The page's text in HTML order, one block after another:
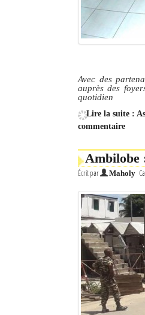
Avec des
auprès des
quotidien
Lire la suite :
commentaire
Ambilobe
Écrit par Maholy